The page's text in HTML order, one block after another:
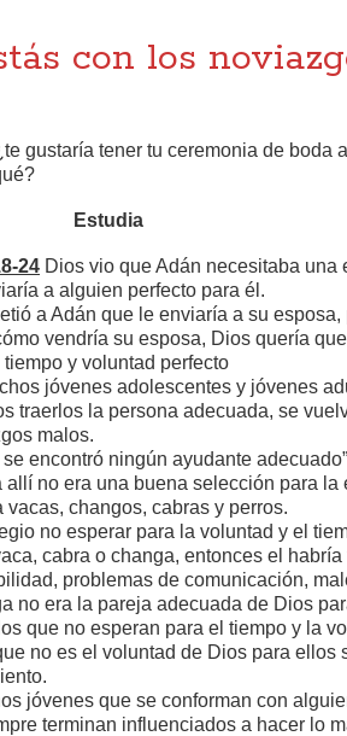
con los
gustaría tener tu ceremonia de boda
Estudia
24 Dios vio que Adán necesitaba una
a alguien perfecto para él.
a Adán que le enviaría a su
vendría su esposa, Dios quería
y voluntad perfecto
jóvenes adolescentes y jóvenes
traerlos la persona adecuada, se
malos.
se encontró ningún ayudante
allí no era una buena selección para la
changos, cabras y perros.
no esperar para la voluntad y el
cabra o changa, entonces el
problemas de comunicación,
no era la pareja adecuada de Dios
que no esperan para el tiempo y la
no es el voluntad de Dios para ellos
jóvenes que se conforman con
terminan influenciados a hacer lo